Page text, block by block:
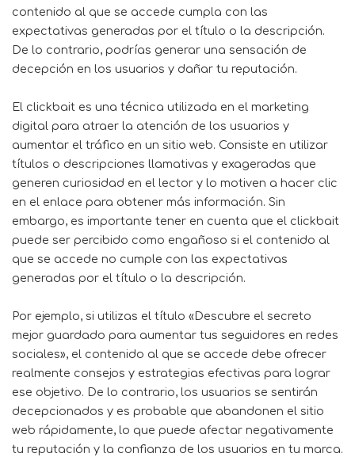
contenido al que se accede cumpla con las
expectativas generadas por el título o la descripción.
De lo contrario, podrías generar una sensación de
decepción en los usuarios y dañar tu reputación.
El clickbait es una técnica utilizada en el marketing
digital para atraer la atención de los usuarios y
aumentar el tráfico en un sitio web. Consiste en utilizar
títulos o descripciones llamativas y exageradas que
generen curiosidad en el lector y lo motiven a hacer clic
en el enlace para obtener más información. Sin
embargo, es importante tener en cuenta que el clickbait
puede ser percibido como engañoso si el contenido al
que se accede no cumple con las expectativas
generadas por el título o la descripción.
Por ejemplo, si utilizas el título «Descubre el secreto
mejor guardado para aumentar tus seguidores en redes
sociales», el contenido al que se accede debe ofrecer
realmente consejos y estrategias efectivas para lograr
ese objetivo. De lo contrario, los usuarios se sentirán
decepcionados y es probable que abandonen el sitio
web rápidamente, lo que puede afectar negativamente
tu reputación y la confianza de los usuarios en tu marca.